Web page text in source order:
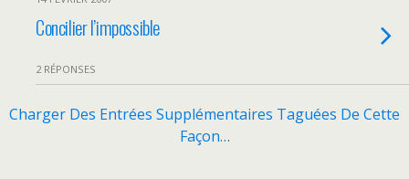
Concilier l’impossible
2 RÉPONSES
Charger Des Entrées Supplémentaires Taguées De Cette
Façon…